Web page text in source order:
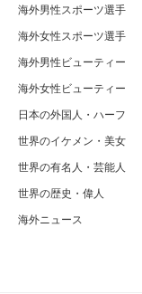
海外男性スポーツ選手
海外女性スポーツ選手
海外男性ビューティー
海外女性ビューティー
日本の外国人・ハーフ
世界のイケメン・美女
世界の有名人・芸能人
世界の歴史・偉人
海外ニュース